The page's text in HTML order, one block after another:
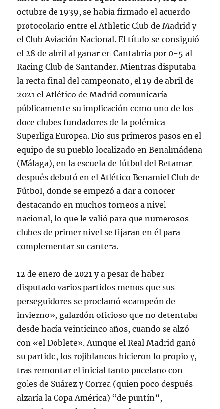
octubre de 1939, se había firmado el acuerdo
protocolario entre el Athletic Club de Madrid y
el Club Aviación Nacional. El título se consiguió
el 28 de abril al ganar en Cantabria por 0-5 al
Racing Club de Santander. Mientras disputaba
la recta final del campeonato, el 19 de abril de
2021 el Atlético de Madrid comunicaría
públicamente su implicación como uno de los
doce clubes fundadores de la polémica
Superliga Europea. Dio sus primeros pasos en el
equipo de su pueblo localizado en Benalmádena
(Málaga), en la escuela de fútbol del Retamar,
después debutó en el Atlético Benamiel Club de
Fútbol, donde se empezó a dar a conocer
destacando en muchos torneos a nivel
nacional, lo que le valió para que numerosos
clubes de primer nivel se fijaran en él para
complementar su cantera.
12 de enero de 2021 y a pesar de haber
disputado varios partidos menos que sus
perseguidores se proclamó «campeón de
invierno», galardón oficioso que no detentaba
desde hacía veinticinco años, cuando se alzó
con «el Doblete». Aunque el Real Madrid ganó
su partido, los rojiblancos hicieron lo propio y,
tras remontar el inicial tanto pucelano con
goles de Suárez y Correa (quien poco después
alzaría la Copa América) “de puntín”,